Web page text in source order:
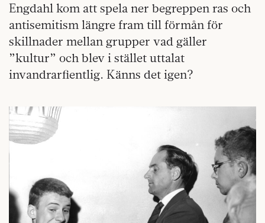
Engdahl kom att spela ner begreppen ras och
antisemitism längre fram till förmån för
skillnader mellan grupper vad gäller
”kultur” och blev i stället uttalat
invandrarfientlig. Känns det igen?